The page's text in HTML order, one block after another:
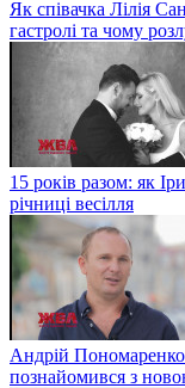
Як співачка Лілія
гастролі та чому
15 років разом: як
річниці весілля
Андрій
познайомився з